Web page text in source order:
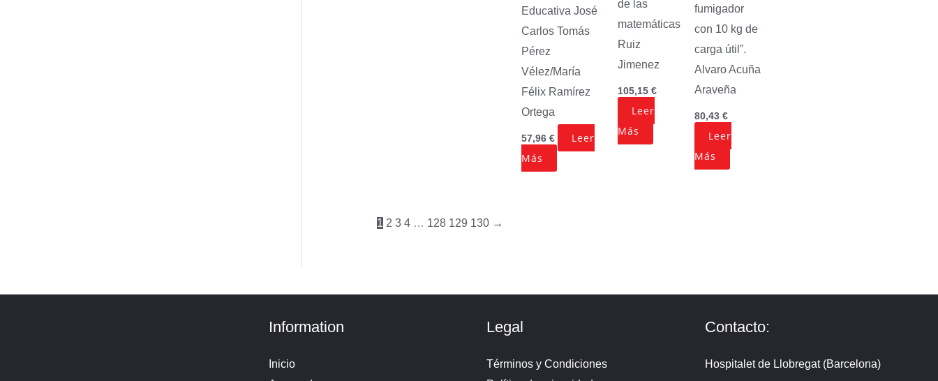
Educativa José
Carlos Tomás
Pérez
Vélez/María
Félix Ramírez
Ortega
57,96 €
Leer
Más
de las
matemáticas
Ruiz
Jimenez
105,15 €
Leer
Más
fumigador
con 10 kg de
carga útil”.
Alvaro Acuña
Araveña
80,43 €
Leer
Más
1 2 3 4 … 128 129 130 →
Information
Inicio
Legal
Términos y Condiciones
Contacto:
Hospitalet de Llobregat (Barcelona)